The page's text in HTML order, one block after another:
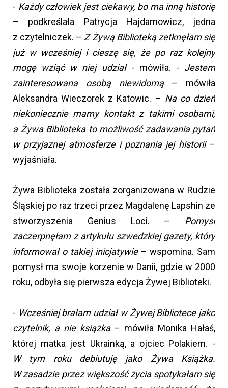
- Każdy człowiek jest ciekawy, bo ma inną historię
– podkreślała Patrycja Hajdamowicz, jedna
z czytelniczek. – Z Żywą Biblioteką zetknęłam się
już w wcześniej i cieszę się, że po raz kolejny
mogę wziąć w niej udział- mówiła. - Jestem
zainteresowana osobą niewidomą– mówiła
Aleksandra Wieczorek z Katowic. – Na co dzień
niekoniecznie mamy kontakt z takimi osobami,
a Żywa Biblioteka to możliwość zadawania pytań
w przyjaznej atmosferze i poznania jej historii –
wyjaśniała.
Żywa Biblioteka została zorganizowana w Rudzie
Śląskiej po raz trzeci przez Magdalenę Lapshin ze
stworzyszenia Genius Loci. – Pomysł
zaczerpnęłam z artykułu szwedzkiej gazety, który
informował o takiej inicjatywie– wspomina. Sam
pomysł ma swoje korzenie w Danii, gdzie w 2000
roku, odbyła się pierwsza edycja Żywej Biblioteki.
- Wcześniej brałam udział w Żywej Bibliotece jako
czytelnik, a nie książka– mówiła Monika Hałaś,
której matka jest Ukrainką, a ojciec Polakiem. -
W tym roku debiutuję jako Żywa Książka.
W zasadzie przez większość życia spotykałam się